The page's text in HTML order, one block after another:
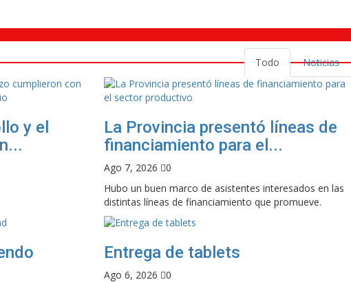
Todo Noticias
y el
La Provincia presentó líneas de
financiamiento para el...
Ago 7, 2026
0
Hubo un buen marco de asistentes interesados en las
distintas líneas de financiamiento que promueve.
Entrega de tablets
Ago 6, 2026 0